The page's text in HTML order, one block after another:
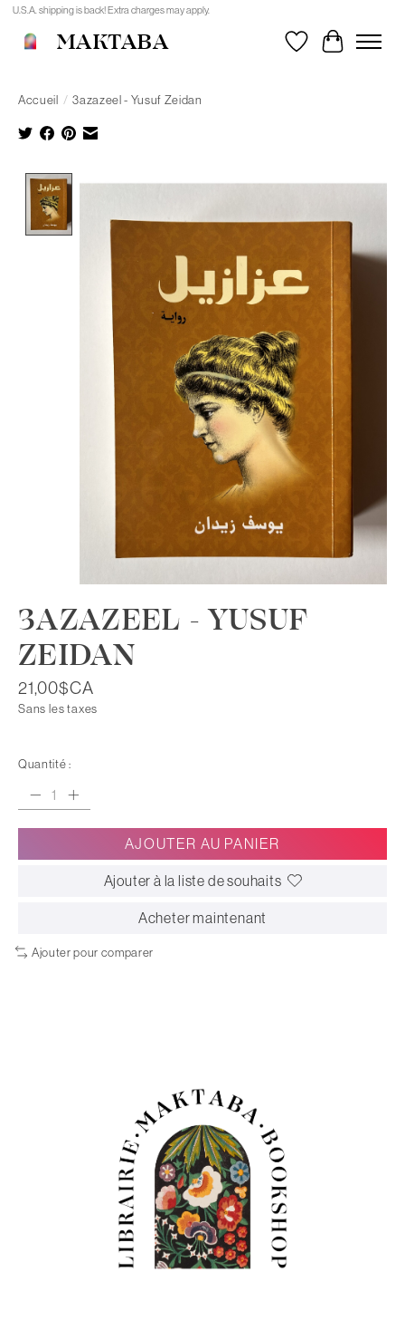
U.S.A. shipping is back! Extra charges may apply.
MAKTABA Liste de souhaits
Panier
Accueil / 3azazeel - Yusuf Zeidan
Product image slideshow Items
3AZAZEEL - YUSUF
ZEIDAN
21,00$CA
Sans les taxes
Quantité :
AJOUTER AU PANIER
Ajouter à la liste de souhaits
Acheter maintenant
Ajouter pour comparer